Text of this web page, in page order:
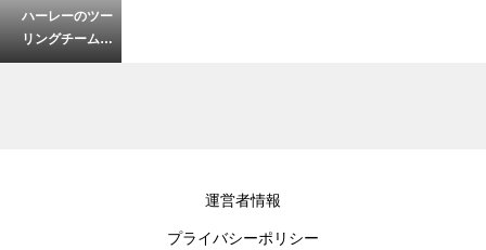
ハーレーのツー
リングチームへ
の入り方！気の
運営者情報
プライバシーポリシー